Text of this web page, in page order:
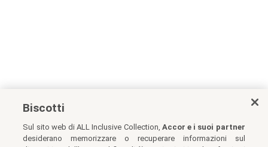
Biscotti
Sul sito web di ALL Inclusive Collection, Accor e i suoi partner
desiderano memorizzare o recuperare informazioni sul